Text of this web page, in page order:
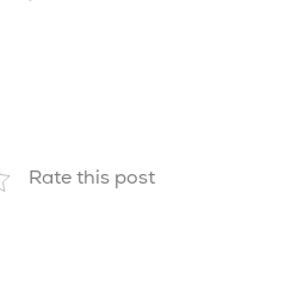
Rate this post